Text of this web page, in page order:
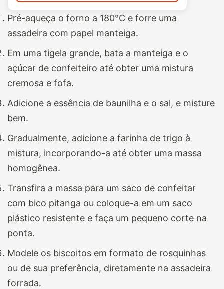
Pré-aqueça o forno a 180°C e forre uma
assadeira com papel manteiga.
Em uma tigela grande, bata a manteiga e o
açúcar de confeiteiro até obter uma mistura
cremosa e fofa.
Adicione a essência de baunilha e o sal, e misture
bem.
Gradualmente, adicione a farinha de trigo à
mistura, incorporando-a até obter uma massa
homogênea.
Transfira a massa para um saco de confeitar
com bico pitanga ou coloque-a em um saco
plástico resistente e faça um pequeno corte na
ponta.
Modele os biscoitos em formato de rosquinhas
ou de sua preferência, diretamente na assadeira
forrada.